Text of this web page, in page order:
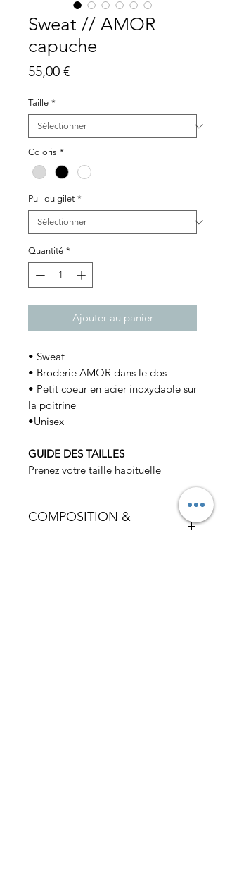
Sweat // AMOR
capuche
55,00 €Prix
Taille *
Coloris *
Pull ou gilet *
Quantité *
Ajouter au panier
• Sweat
• Broderie AMOR dans le dos
• Petit coeur en acier inoxydable sur
la poitrine
•Unisex
GUIDE DES TAILLES
Prenez votre taille habituelle
COMPOSITION &